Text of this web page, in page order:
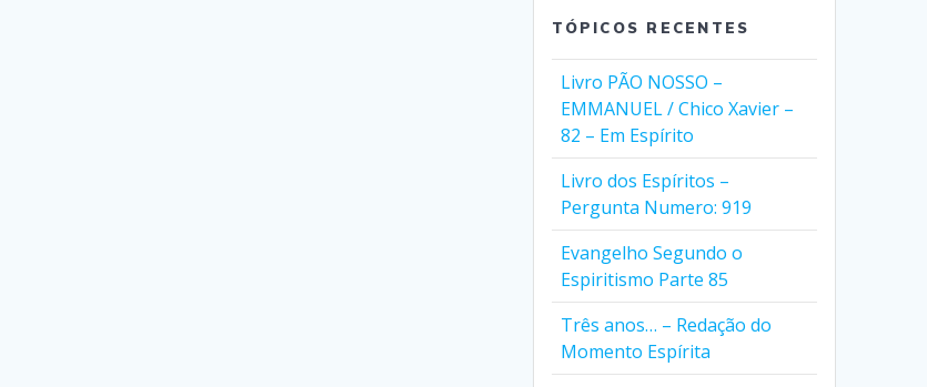
TÓPICOS RECENTES
Livro PÃO NOSSO –
EMMANUEL / Chico Xavier –
82 – Em Espírito
Livro dos Espíritos –
Pergunta Numero: 919
Evangelho Segundo o
Espiritismo Parte 85
Três anos… – Redação do
Momento Espírita